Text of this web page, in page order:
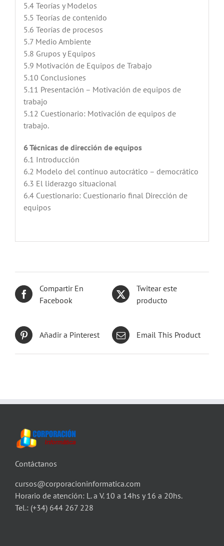
5.4 Teorías y Modelos
5.5 Teorías de contenido
5.6 Teorías de procesos
5.7 Medio Ambiente
5.8 Grupos y Equipos
5.9 Motivación de Equipos de Trabajo
5.10 Conclusiones
5.11 Presentación – Motivación de equipos de
trabajo
5.12 Cuestionario: Motivación de equipos de
trabajo.
6 Técnicas de dirección de equipos
6.1 Introducción
6.2 Modelo del continuo autocrático – democrático
6.3 El liderazgo situacional
6.4 Cuestionario: Cuestionario final Dirección de
equipos
Compartir En
Facebook
Twitear este
producto
Añadir a Pinterest Email This Product
Contáctanos
cursos@corporacioninformatica.com
Horario de atención: L. a V. 10 a 14hs y 16 a 20hs.
Tel.: (+34) 644 267 228